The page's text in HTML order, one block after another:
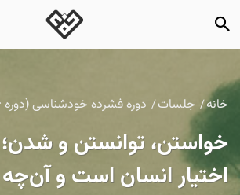
خانه جلسات دوره فشرده خودشناسی (دوره ۲۶)
خواستن، توانستن و
اختیار انسان است و